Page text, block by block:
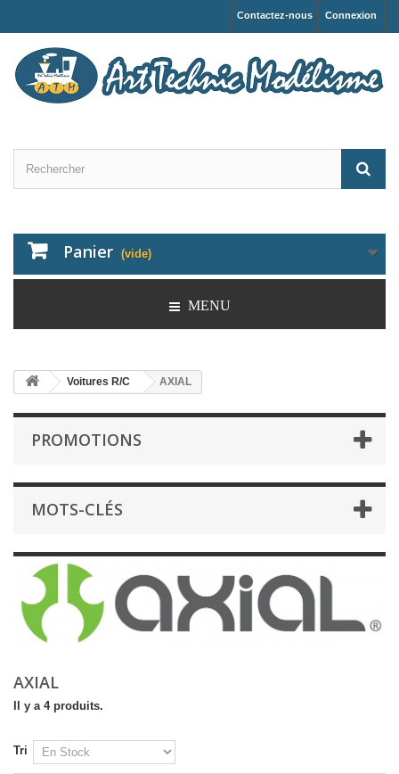
Connexion
Contactez-nous
Panier (vide)
MENU
Voitures R/C AXIAL
PROMOTIONS
MOTS-CLÉS
AXIAL
Il y a 4 produits.
Tri